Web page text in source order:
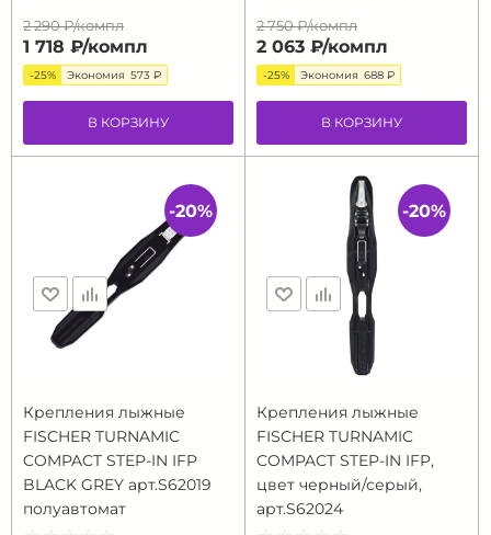
2 290 ₽/компл
1 718 ₽/компл
-25% Экономия 573 ₽
В КОРЗИНУ
2 750 ₽/компл
2 063 ₽/компл
-25% Экономия 688 ₽
В КОРЗИНУ
Крепления лыжные
FISCHER TURNAMIC
COMPACT STEP-IN IFP
BLACK GREY арт.S62019
полуавтомат
-20%
Крепления лыжные
FISCHER TURNAMIC
COMPACT STEP-IN IFP,
цвет черный/серый,
арт.S62024
-20%